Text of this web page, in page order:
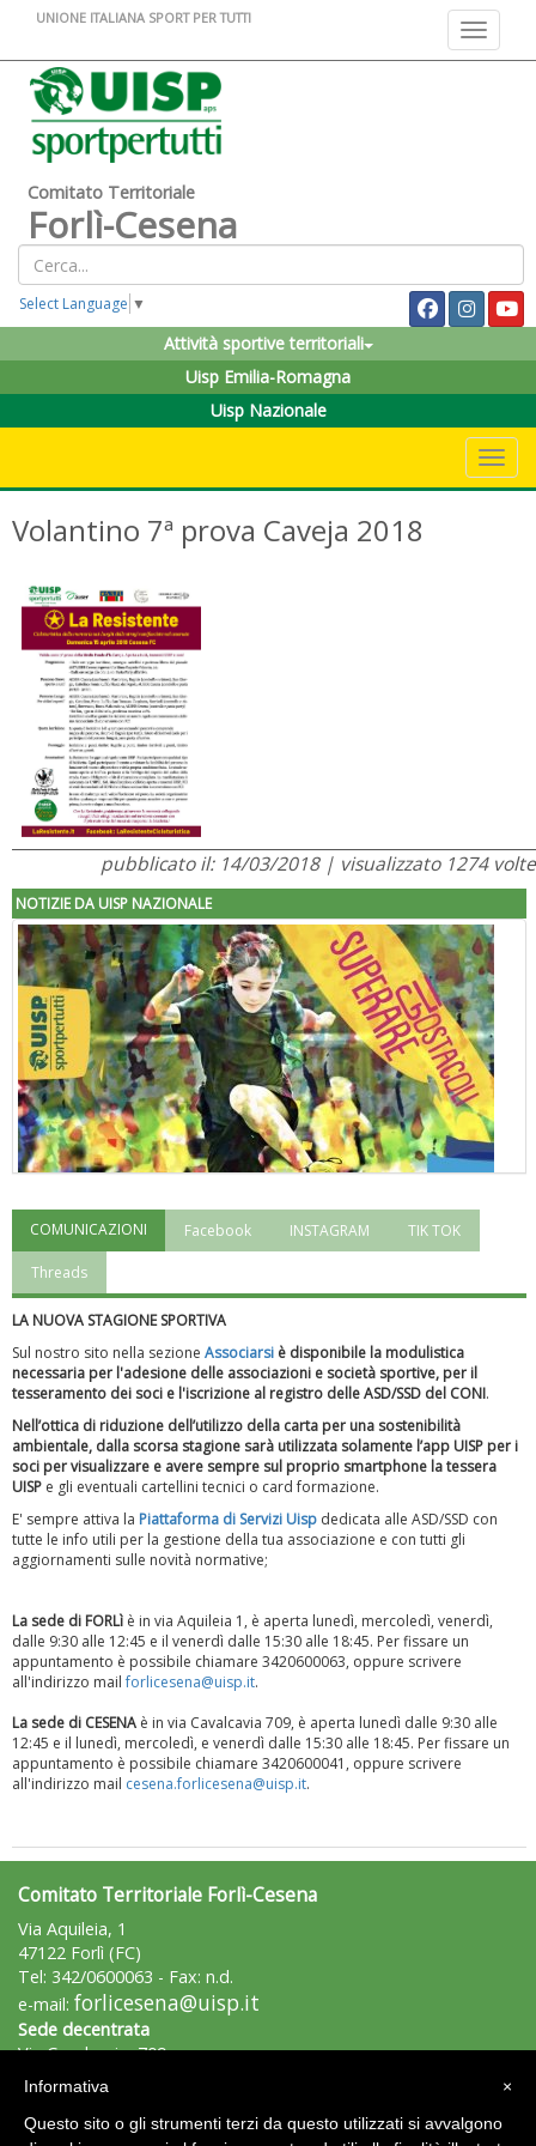
Toggle
UNIONE ITALIANA SPORT PER TUTTI
Comitato Territoriale
Forlì-Cesena
Select Language ▼
Attività sportive territoriali
Uisp Emilia-Romagna
Uisp Nazionale
Volantino 7ª prova Caveja 2018
pubblicato il: 14/03/2018 | visualizzato 1274 volte
NOTIZIE DA UISP NAZIONALE
"Superare gli ostacoli": la relazione di Tiziano Pesce al CN Uisp
Luglio 2026: "Pensando con i piedi, si possono fare le
COMUNICAZIONI Facebook INSTAGRAM TIK TOK
Threads
LA NUOVA STAGIONE SPORTIVA
Sul nostro sito nella sezione Associarsi è disponibile la modulistica
necessaria per l'adesione delle associazioni e società sportive, per il
tesseramento dei soci e l'iscrizione al registro delle ASD/SSD del CONI.
Nell’ottica di riduzione dell’utilizzo della carta per una sostenibilità
ambientale, dalla scorsa stagione sarà utilizzata solamente l’app UISP per i
soci per visualizzare e avere sempre sul proprio smartphone la tessera
UISP e gli eventuali cartellini tecnici o card formazione.
E' sempre attiva la Piattaforma di Servizi Uisp dedicata alle ASD/SSD con
tutte le info utili per la gestione della tua associazione e con tutti gli
aggiornamenti sulle novità normative;
La sede di FORLì è in via Aquileia 1, è aperta lunedì, mercoledì, venerdì,
dalle 9:30 alle 12:45 e il venerdì dalle 15:30 alle 18:45. Per fissare un
appuntamento è possibile chiamare 3420600063, oppure scrivere
all'indirizzo mailforlicesena@uisp.it.
La sede di CESENA è in via Cavalcavia 709, è aperta lunedì dalle 9:30 alle
12:45 e il lunedì, mercoledì, e venerdì dalle 15:30 alle 18:45. Per fissare un
appuntamento è possibile chiamare 3420600041, oppure scrivere
all'indirizzo mail cesena.forlicesena@uisp.it.
Comitato Territoriale Forlì-Cesena
Via Aquileia, 1
47122 Forlì (FC)
Tel: 342/0600063 - Fax: n.d.
e-mail: forlicesena@uisp.it
Sede decentrata
Via Cavalcavia, 709
47521 - Cesena (FC)
e-mail:cesena.forlicesena@uisp.it
×
Informativa
Questo sito o gli strumenti terzi da questo utilizzati si avvalgono